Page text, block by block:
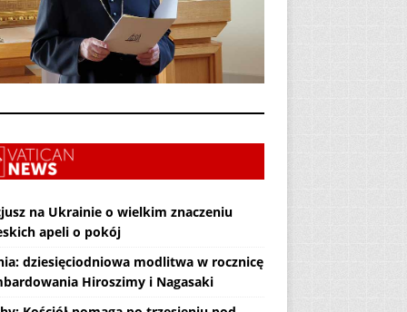
na Ukrainie o wielkim znaczeniu
apeli o pokój
dziesięciodniowa modlitwa w rocznicę
Hiroszimy i Nagasaki